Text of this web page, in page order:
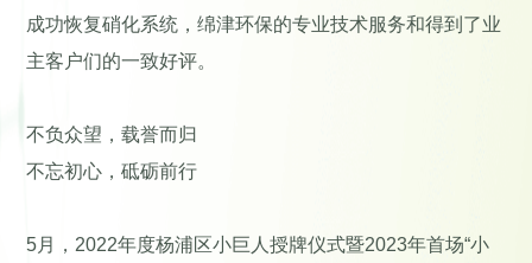
成功恢复硝化系统，绵津环保的专业技术服务和得到了业
主客户们的一致好评。
不负众望，载誉而归
不忘初心，砥砺前行
5月，2022年度杨浦区小巨人授牌仪式暨2023年首场“小